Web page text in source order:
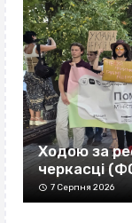
Ходою за
черкасці
7 Серпня 2026